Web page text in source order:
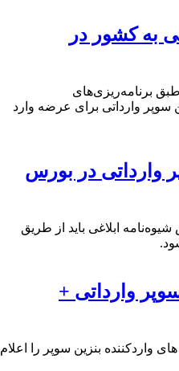
به کشور در
برنامه‌ریزی‌های
سوپر وارداتی برای عرضه وارد
وارداتی در بورس
ابلاغی باید از طریق
وارداتی +
واردکننده بنزین سوپر را اعلام